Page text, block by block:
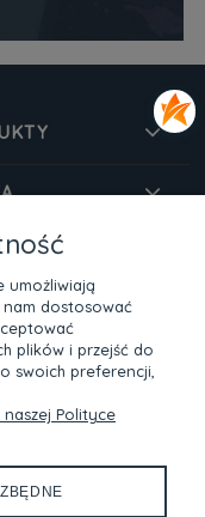
umożliwiają
dostosować
plików i przejść do
swoich preferencji,
Polityce